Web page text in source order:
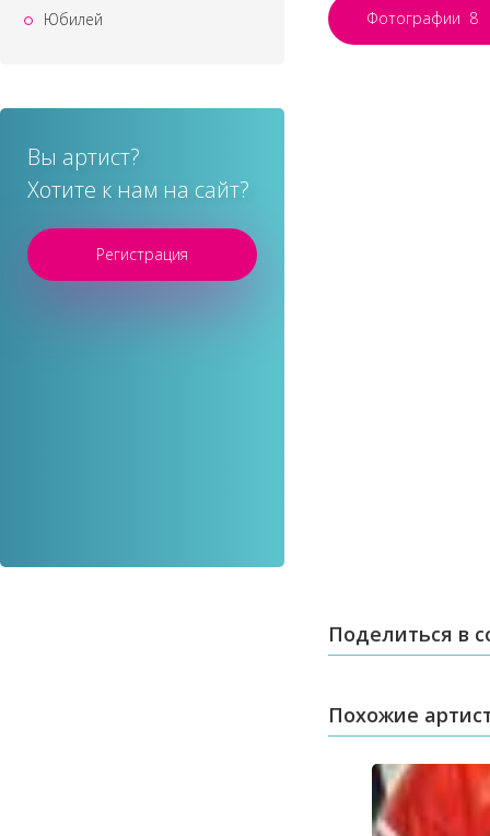
Юбилей
Вы артист?
Хотите к нам на сайт?
Регистрация
Фотографии 8
Поделиться в
Похожие